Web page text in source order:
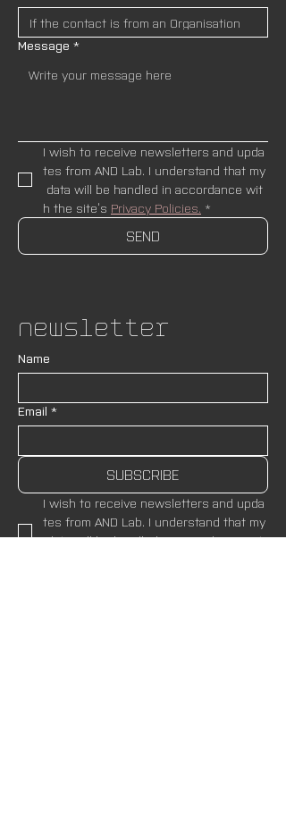
Message *
I wish to receive newsletters and upda
tes from AND Lab. I understand that my
data will be handled in accordance wit
h the site’s Privacy Policies. *
SEND
Newsletter
Name
Email *
SUBSCRIBE
I wish to receive newsletters and upda
tes from AND Lab. I understand that my
data will be handled in accordance wit